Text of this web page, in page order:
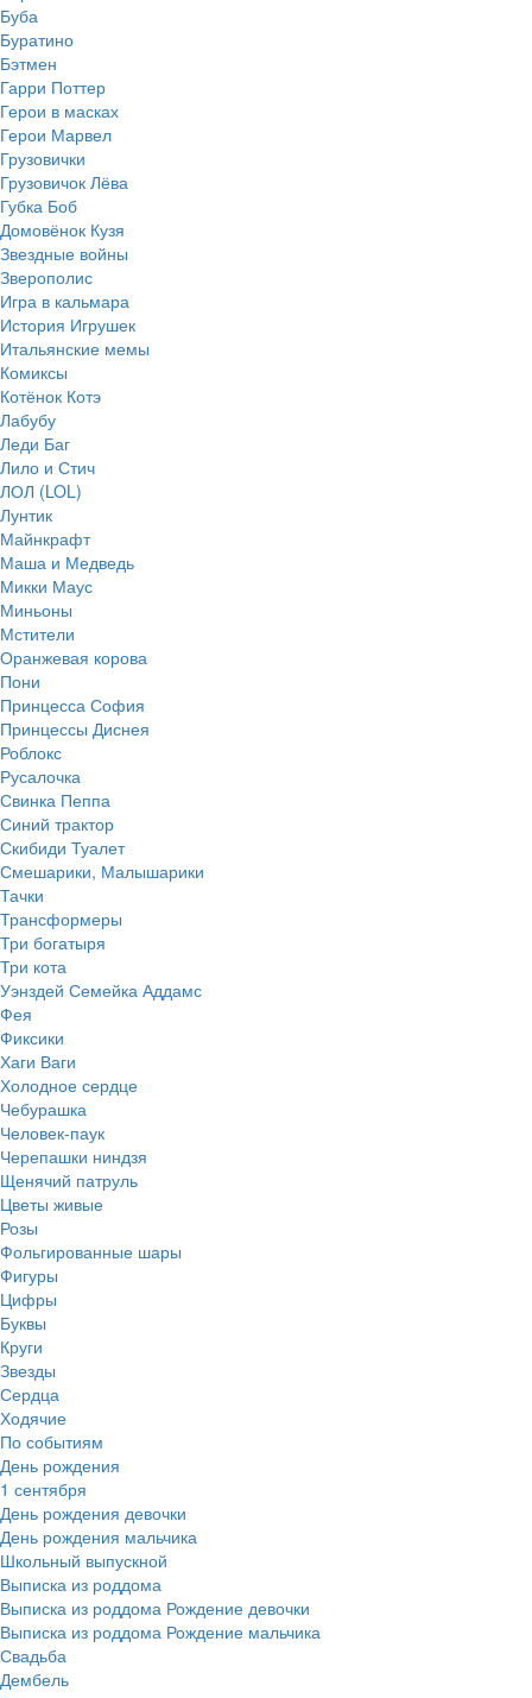
Буба
Буратино
Бэтмен
Гарри Поттер
Герои в масках
Герои Марвел
Грузовички
Грузовичок Лёва
Губка Боб
Домовёнок Кузя
Звездные войны
Зверополис
Игра в кальмара
История Игрушек
Итальянские мемы
Комиксы
Котёнок Котэ
Лабубу
Леди Баг
Лило и Стич
ЛОЛ (LOL)
Лунтик
Майнкрафт
Маша и Медведь
Микки Маус
Миньоны
Мстители
Оранжевая корова
Пони
Принцесса София
Принцессы Диснея
Роблокс
Русалочка
Свинка Пеппа
Синий трактор
Скибиди Туалет
Смешарики, Малышарики
Тачки
Трансформеры
Три богатыря
Три кота
Уэнздей Семейка Аддамс
Фея
Фиксики
Хаги Ваги
Холодное сердце
Чебурашка
Человек-паук
Черепашки ниндзя
Щенячий патруль
Цветы живые
Розы
Фольгированные шары
Фигуры
Цифры
Буквы
Круги
Звезды
Сердца
Ходячие
По событиям
День рождения
1 сентября
День рождения девочки
День рождения мальчика
Школьный выпускной
Выписка из роддома
Выписка из роддома Рождение девочки
Выписка из роддома Рождение мальчика
Свадьба
Дембель